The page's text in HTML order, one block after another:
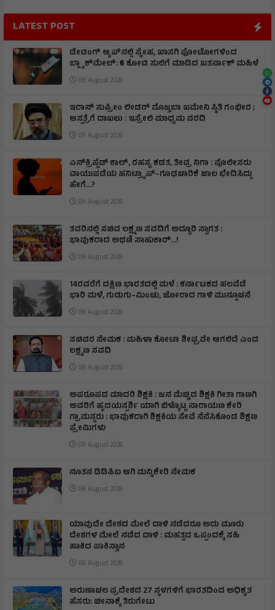
LATEST POST
ಡೇಟಿಂಗ್ ಆ್ಯಪ್‌ನಲ್ಲಿ ಸ್ನೇಹ, ಖಾಸಗಿ ಫೋಟೋಗಳಿಂದ
ಬ್ಲ್ಯಾಕ್‌ಮೇಲ್: ₹6 ಕೋಟಿ ಸುಲಿಗೆ ಮಾಡಿದ ಖತರ್ನಾಕ್‌ ಮಹಿಳೆ
09 August 2026
ಇರಾನ್‌ ಸುಪ್ರೀಂ ಲೀಡರ್‌ ಮೊಜ್ತಬಾ ಖಮೇನಿ ಸ್ಥಿತಿ ಗಂಭೀರ ;
ಆಸ್ಪತ್ರೆಗೆ ದಾಖಲು : ಇಸ್ರೇಲಿ ಮಾಧ್ಯಮ ವರದಿ
09 August 2026
ಎನ್‌ಕ್ರಿಪ್ಟೆಡ್‌ ಕಾಲ್‌, ರಹಸ್ಯ ಕಡತ, ತೀವ್ರ ನಿಗಾ : ಪೊಲೀಸರು
ವಾಯುಪಡೆಯ ಹನಿಟ್ರ್ಯಾಪ್–ಗೂಢಚಾರಿಕೆ ಜಾಲ ಭೇದಿಸಿದ್ದು
ಹೇಗೆ…?
09 August 2026
ತವರಿನಲ್ಲಿ ಸಚಿವ ಲಕ್ಷ್ಮಣ ಸವದಿಗೆ ಅದ್ಧೂರಿ ಸ್ವಾಗತ :
ಭಾವುಕರಾದ ಅಥಣಿ ಸಾಹುಕಾರ್...!
09 August 2026
14ರವರೆಗೆ ದಕ್ಷಿಣ ಭಾರತದಲ್ಲಿ ಮಳೆ : ಕರ್ನಾಟಕದ ಹಲವೆಡೆ
ಭಾರಿ ಮಳೆ, ಗುಡುಗು–ಮಿಂಚು, ಜೋರಾದ ಗಾಳಿ ಮುನ್ಸೂಚನೆ
08 August 2026
ಸಚಿವರ ನೇಮಕ : ಮಹಿಳಾ ಕೋಟಾ ಶೀಘ್ರವೇ ಆಗಲಿದೆ ಎಂದ
ಲಕ್ಷ್ಮಣ ಸವದಿ
08 August 2026
ಅಪರೂಪದ ಮಾದರಿ ಶಿಕ್ಷಕಿ : ಜನ ಮೆಚ್ಚಿದ ಶಿಕ್ಷಕಿ ಗೀತಾ ಗಾಣಗಿ
ಅವರಿಗೆ ಹೃದಯಸ್ಪರ್ಶಿ ಯಾಗಿ ಬಿಳ್ಕೊಟ್ಟ ನಾರಾಯಣ ಕೇರಿ
ಗ್ರಾಮಸ್ಥರು : ಭಾವುಕರಾಗಿ ಶಿಕ್ಷಕಿಯ ಸೇವೆ ನೆನೆಸಿಕೊಂಡ ಶಿಕ್ಷಣ
ಪ್ರೇಮಿಗಳು
08 August 2026
ನೂತನ ಡಿಡಿಪಿಐ ಆಗಿ ಮನ್ನಿಕೇರಿ ನೇಮಕ
08 August 2026
ಯಾವುದೇ ದೇಶದ ಮೇಲೆ ದಾಳಿ ನಡೆದರೂ ಅದು ಮೂರು
ದೇಶಗಳ ಮೇಲೆ ನಡೆದ ದಾಳಿ : ಮಹತ್ವದ ಒಪ್ಪಂದಕ್ಕೆ ಸಹಿ
ಹಾಕಿದ ಪಾಕಿಸ್ತಾನ
08 August 2026
ಅರುಣಾಚಲ ಪ್ರದೇಶದ 27 ಸ್ಥಳಗಳಿಗೆ ಭಾರತದಿಂದ ಅಧಿಕೃತ
ಹೆಸರು: ಚೀನಾಕ್ಕೆ ತಿರುಗೇಟು